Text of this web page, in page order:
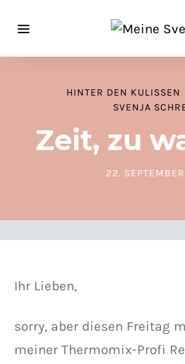
HINTER DEN KULISSEN
SVENJA
Zeit, zu
POSTED ON
22.
Ihr Lieben,
sorry, aber diesen Freitag
meiner Thermomix-Profi